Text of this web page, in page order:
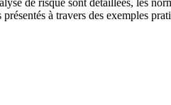
à travers des exemples